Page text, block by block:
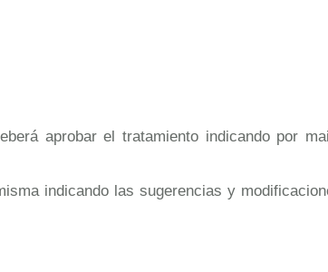
aprobar el tratamiento indicando por
indicando las sugerencias y